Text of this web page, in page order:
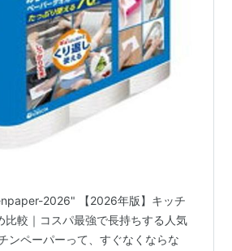
2026" 【2026年版】キッチ
比較｜コスパ最強で長持ちする人気
ンペーパーって、すぐなくならな